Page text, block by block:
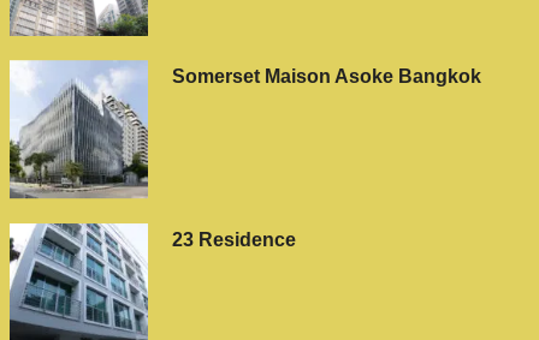
Somerset Maison Asoke Bangkok
23 Residence